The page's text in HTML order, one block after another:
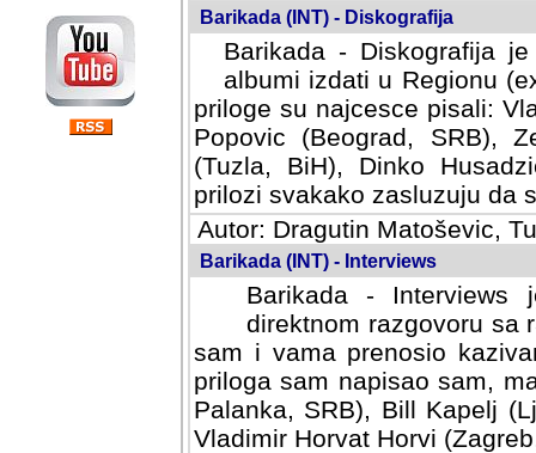
Barikada (INT) - Diskografija
Barikada - Diskografija
albumi izdati u Regionu
priloge su najcesce pisali:
Popovic (Beograd, SRB),
(Tuzla, BiH), Dinko
prilozi svakako zasluzuju da
Autor: Dragutin Matoševic,
Barikada (INT) - Interviews
Barikada -
direktnom razgovoru sa
sam i vama prenosio
priloga sam napisao sam,
Palanka, SRB), Bill Kapelj
Vladimir Horvat Horvi